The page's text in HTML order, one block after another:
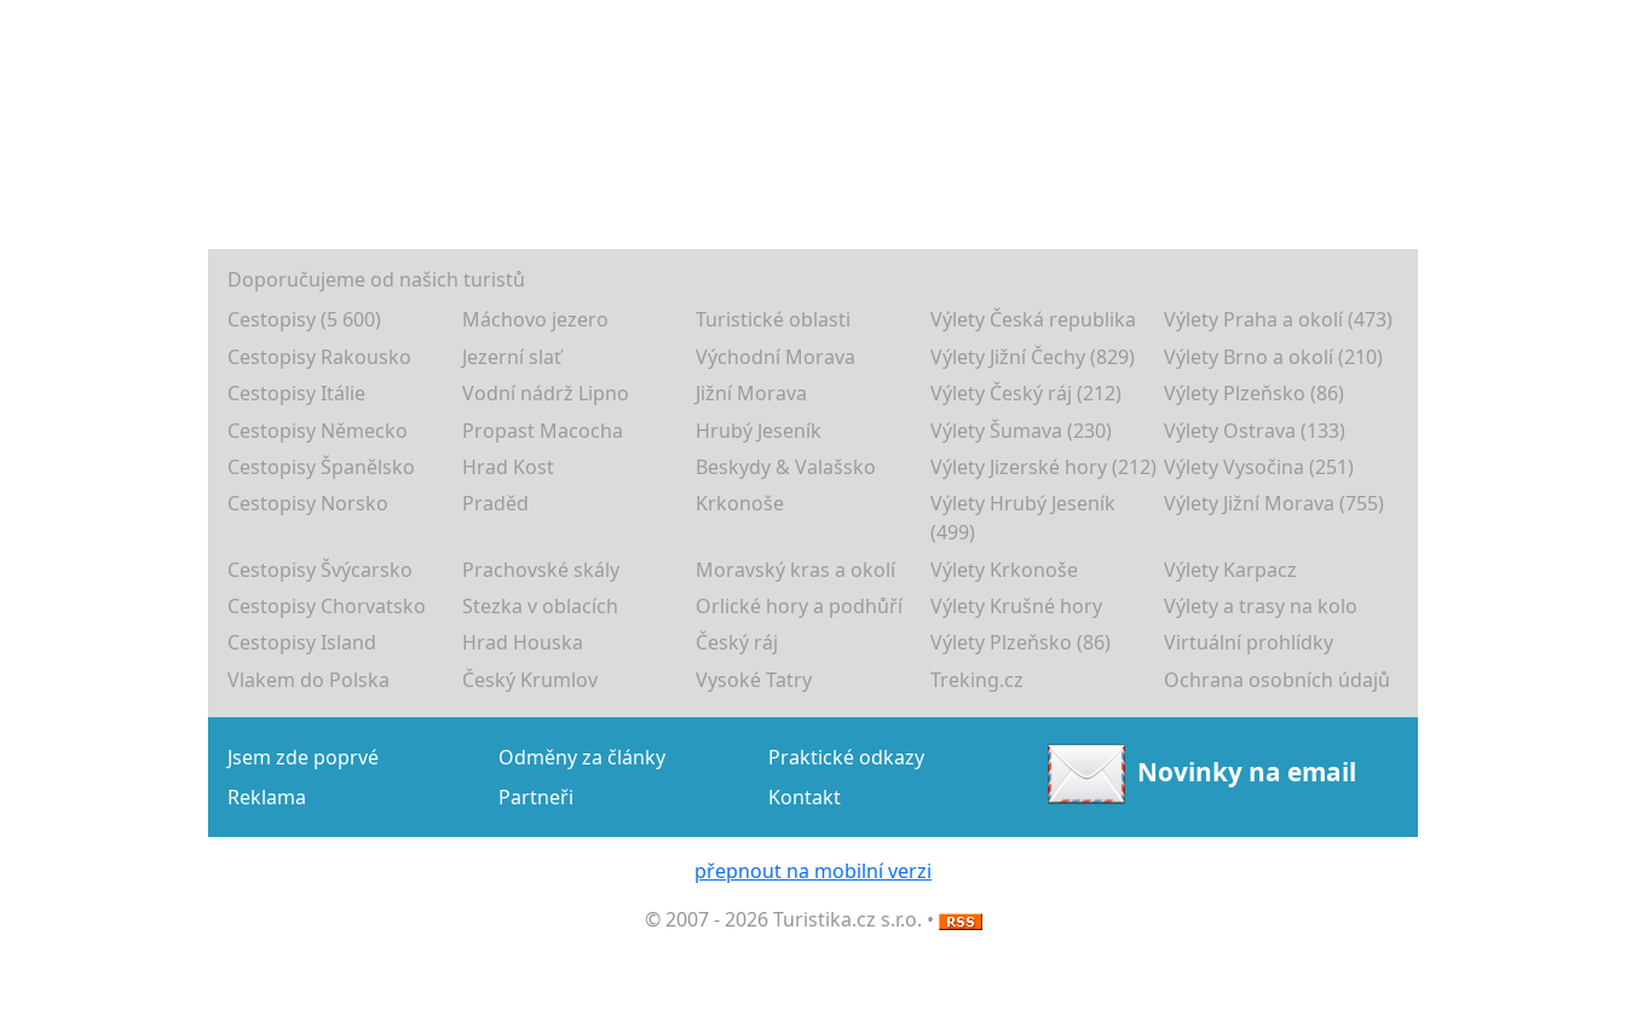
Doporučujeme od našich turistů
Cestopisy (5 600)
Máchovo jezero Turistické oblasti Výlety Česká republika
Výlety Praha a okolí (473)
Cestopisy Rakousko
Jezerní slať Východní Morava Výlety Jižní Čechy (829)
Výlety Brno a okolí (210)
Cestopisy Itálie
Vodní nádrž Lipno Jižní Morava Výlety Český ráj (212)
Výlety Plzeňsko (86)
Cestopisy Německo
Propast Macocha Hrubý Jeseník Výlety Šumava (230)
Výlety Ostrava (133)
Cestopisy Španělsko
Hrad Kost Beskydy & Valašsko Výlety Jizerské hory (212) Výlety Vysočina (251)
Cestopisy Norsko
Praděd Krkonoše
Výlety Hrubý Jeseník
(499)
Výlety Jižní Morava (755)
Cestopisy Švýcarsko Prachovské skály Moravský kras a okolí Výlety Krkonoše
Výlety Karpacz
Cestopisy Chorvatsko
Stezka v oblacích Orlické hory a podhůří Výlety Krušné hory
Výlety a trasy na kolo
Cestopisy Island
Hrad Houska Český ráj Výlety Plzeňsko (86)
Virtuální prohlídky
Vlakem do Polska
Český Krumlov Vysoké Tatry Treking.cz Ochrana osobních údajů
Jsem zde poprvé Odměny za články
Praktické odkazy
Reklama
Partneři Kontakt
Novinky na email
přepnout na mobilní verzi
© 2007 - 2026 Turistika.cz s.r.o. •